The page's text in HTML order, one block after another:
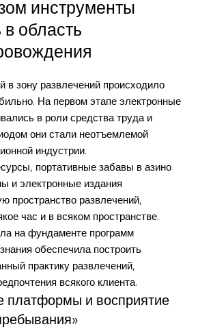
инструменты
область
в зону развлечений происходило
На первом этапе электронные
в роли средства труда и
они стали неотъемлемой
индустрии.
портативные забавы в азино
и электронные издания
пространство развлечений,
час и в всяком пространстве.
на фундаменте программ
обеспечила построить
практику развлечений,
всякого клиента.
платформы и восприятие